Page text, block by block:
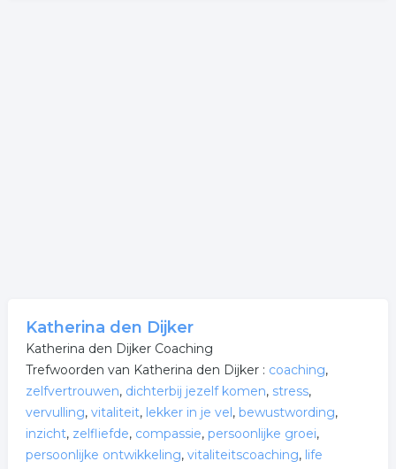
Katherina den Dijker
Katherina den Dijker Coaching
Trefwoorden van Katherina den Dijker : coaching,
zelfvertrouwen, dichterbij jezelf komen, stress,
vervulling, vitaliteit, lekker in je vel, bewustwording,
inzicht, zelfliefde, compassie, persoonlijke groei,
persoonlijke ontwikkeling, vitaliteitscoaching, life